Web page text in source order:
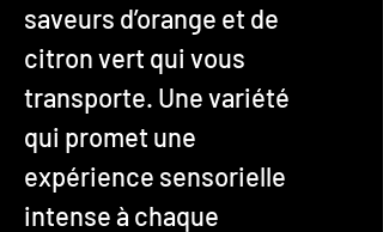
saveurs d’orange et de
citron vert qui vous
transporte. Une variété
qui promet une
expérience sensorielle
intense à chaque